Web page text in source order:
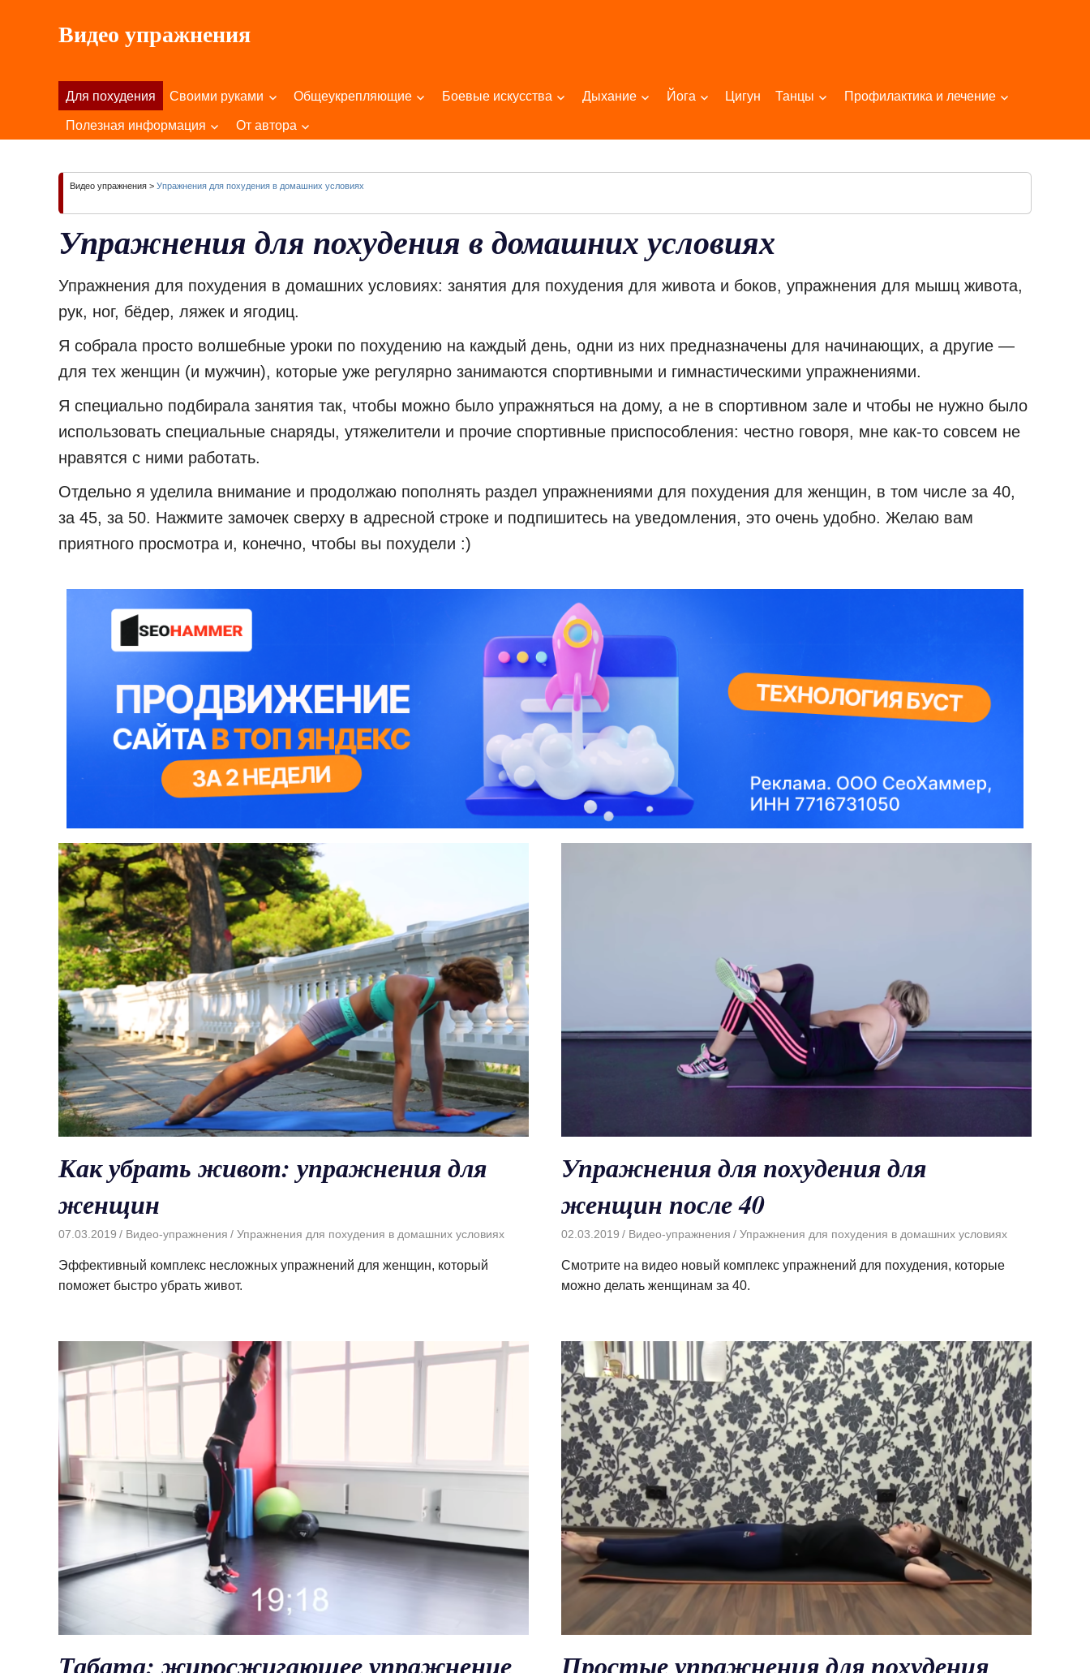
содержимому
Видео упражнения
Здоровья
Вашего
Для похудения Своими руками Общеукрепляющие Боевые искусства Дыхание Йога Цигун Танцы Профилактика и лечение
Полезная информация От автора
Видео упражнения > Упражнения для похудения в домашних условиях
Упражнения для похудения в домашних условиях
Упражнения для похудения в домашних условиях: занятия для похудения для живота и боков, упражнения для мышц живота,
рук, ног, бёдер, ляжек и ягодиц.
Я собрала просто волшебные уроки по похудению на каждый день, одни из них предназначены для начинающих, а другие —
для тех женщин (и мужчин), которые уже регулярно занимаются спортивными и гимнастическими упражнениями.
Я специально подбирала занятия так, чтобы можно было упражняться на дому, а не в спортивном зале и чтобы не нужно было
использовать специальные снаряды, утяжелители и прочие спортивные приспособления: честно говоря, мне как-то совсем не
нравятся с ними работать.
Отдельно я уделила внимание и продолжаю пополнять раздел упражнениями для похудения для женщин, в том числе за 40,
за 45, за 50. Нажмите замочек сверху в адресной строке и подпишитесь на уведомления, это очень удобно. Желаю вам
приятного просмотра и, конечно, чтобы вы похудели :)
Как убрать живот: упражнения для
женщин
07.03.2019 Видео-упражнения Упражнения для похудения в домашних условиях
Эффективный комплекс несложных упражнений для женщин, который
поможет быстро убрать живот.
Упражнения для похудения для
женщин после 40
02.03.2019 Видео-упражнения Упражнения для похудения в домашних условиях
Смотрите на видео новый комплекс упражнений для похудения, которые
можно делать женщинам за 40.
Табата: жиросжигающее упражнение
Простые упражнения для похудения